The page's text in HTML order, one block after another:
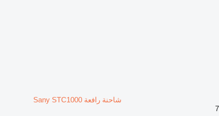
شاحنة رافعة Sany STC1000
7